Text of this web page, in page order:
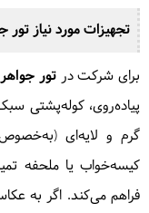
تجهیزات مورد نیاز
برای شرکت درتور
پیاده‌روی، کوله‌پشتی
گرم و لایه‌ای
کیسه‌خواب یا ملحفه
فراهم می‌کند. اگر به